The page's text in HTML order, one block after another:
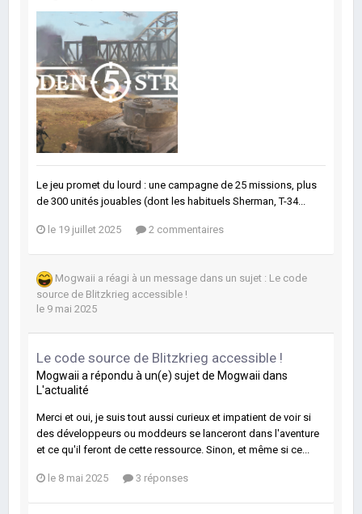
Le jeu promet du lourd : une campagne de 25 missions, plus
de 300 unités jouables (dont les habituels Sherman, T-34...
le 19 juillet 2025 2 commentaires
Mogwaii a réagi à un message dans un sujet : Le code
source de Blitzkrieg accessible !
le 9 mai 2025
Le code source de Blitzkrieg accessible !
Mogwaii a répondu à un(e) sujet de Mogwaii dans
L'actualité
Merci et oui, je suis tout aussi curieux et impatient de voir si
des développeurs ou moddeurs se lanceront dans l'aventure
et ce qu'il feront de cette ressource. Sinon, et même si ce...
le 8 mai 2025 3 réponses